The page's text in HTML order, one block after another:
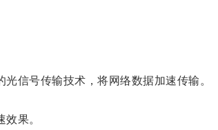
信号传输技术，将网络数据加速传输。
果。